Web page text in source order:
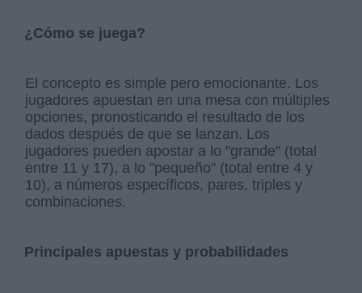
¿Cómo se juega?
El concepto es simple pero emocionante. Los
jugadores apuestan en una mesa con múltiples
opciones, pronosticando el resultado de los
dados después de que se lanzan. Los
jugadores pueden apostar a lo "grande" (total
entre 11 y 17), a lo "pequeño" (total entre 4 y
10), a números específicos, pares, triples y
combinaciones.
Principales apuestas y probabilidades